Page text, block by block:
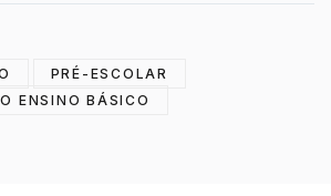
PRÉ-ESCOLAR
ENSINO BÁSICO